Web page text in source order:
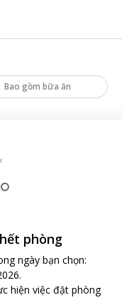
Bao gồm bữa ăn
phòng
ngày bạn chọn:
.
hiện việc đặt phòng